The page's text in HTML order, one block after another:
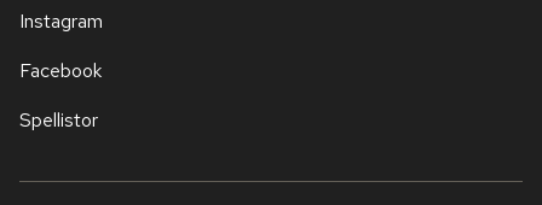
Instagram
Facebook
Spellistor